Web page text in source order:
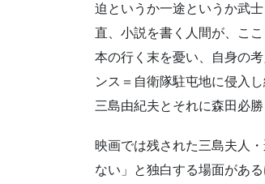
迫というか一途というか武
直、小説を書く人間が、こ
本の行く末を憂い、自身の
ンス＝自衛隊駐屯地に侵入
三島由紀夫とそれに森田必
映画では残された三島夫人
ない」と独白する場面があ